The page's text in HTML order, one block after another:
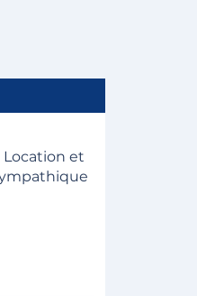
Location et